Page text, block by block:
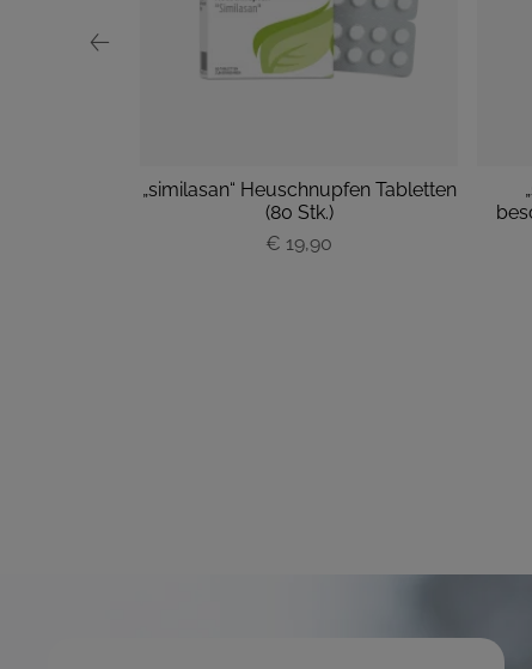
„similasan“ Heuschnupfen Tabletten
(80 Stk.)
€ 19,90
P